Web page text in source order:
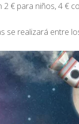
€ para niños, 4 €
se realizará entre